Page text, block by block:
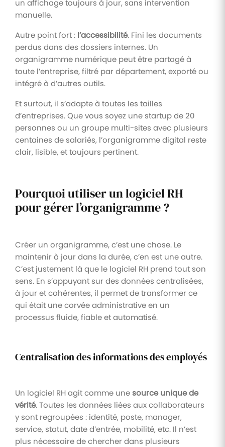
un affichage toujours à jour, sans intervention
manuelle.
Autre point fort : l’accessibilité. Fini les documents
perdus dans des dossiers internes. Un
organigramme numérique peut être partagé à
toute l’entreprise, filtré par département, exporté ou
intégré à d’autres outils.
Et surtout, il s’adapte à toutes les tailles
d’entreprises. Que vous soyez une startup de 20
personnes ou un groupe multi-sites avec plusieurs
centaines de salariés, l’organigramme digital reste
clair, lisible, et toujours pertinent.
Pourquoi utiliser un logiciel RH
pour gérer l’organigramme ?
Créer un organigramme, c’est une chose. Le
maintenir à jour dans la durée, c’en est une autre.
C’est justement là que le logiciel RH prend tout son
sens. En s’appuyant sur des données centralisées,
à jour et cohérentes, il permet de transformer ce
qui était une corvée administrative en un
processus fluide, fiable et automatisé.
Centralisation des informations des employés
Un logiciel RH agit comme unesource unique de
vérité. Toutes les données liées aux collaborateurs
y sont regroupées : identité, poste, manager,
service, statut, date d’entrée, mobilité, etc. Il n’est
plus nécessaire de chercher dans plusieurs